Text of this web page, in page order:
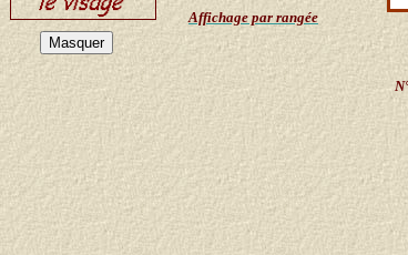
Affichage par rangée